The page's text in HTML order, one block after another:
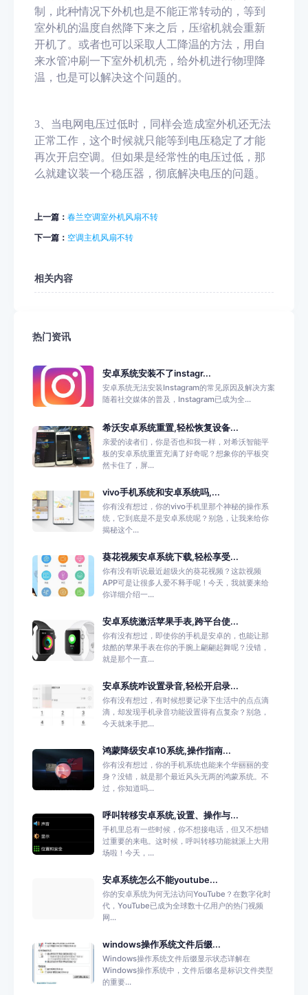
制，此种情况下外机也是不能正常转动的，等到
室外机的温度自然降下来之后，压缩机就会重新
开机了。 或者也可以采取人工降温的方法，用自
来水管冲刷一下室外机机壳，给外机进行物理降
温，也是可以解决这个问题的。
3
当电网电压过低时，同样会造成室外机还无法
正常工作，这个时候就只能等到电压稳定了才能
再次开启空调。但如果是经常性的电压过低，那
么就建议装一个稳压器，彻底解决电压的问题。
上一篇： 春兰空调室外机风扇不转
下一篇： 空调主机风扇不转
相关内容
热门资讯
安卓系统安装不了instagr...
安卓系统无法安装Instagram的常见原因及解决方案
随着社交媒体的普及，Instagram已成为全...
希沃安卓系统重置,轻松恢复设备...
亲爱的读者们，你是否也和我一样，对希沃智能平
板的安卓系统重置充满了好奇呢？想象你的平板突
然卡住了，屏...
vivo手机系统和安卓系统吗,...
你有没有想过，你的vivo手机里那个神秘的操作系
统，它到底是不是安卓系统呢？别急，让我来给你
揭秘这个...
葵花视频安卓系统下载,轻松享受...
你有没有听说最近超级火的葵花视频？这款视频
APP可是让很多人爱不释手呢！今天，我就要来给
你详细介绍一...
安卓系统激活苹果手表,跨平台使...
你有没有想过，即使你的手机是安卓的，也能让那
炫酷的苹果手表在你的手腕上翩翩起舞呢？没错，
就是那个一直...
安卓系统咋设置录音,轻松开启录...
你有没有想过，有时候想要记录下生活中的点点滴
滴，却发现手机录音功能设置得有点复杂？别急，
今天就来手把...
鸿蒙降级安卓10系统,操作指南...
你有没有想过，你的手机系统也能来个华丽丽的变
身？没错，就是那个最近风头无两的鸿蒙系统。不
过，你知道吗...
呼叫转移安卓系统,设置、操作与...
手机里总有一些时候，你不想接电话，但又不想错
过重要的来电。这时候，呼叫转移功能就派上大用
场啦！今天，...
安卓系统怎么不能youtube...
你的安卓系统为何无法访问YouTube？在数字化时
代，YouTube已成为全球数十亿用户的热门视频
网...
windows操作系统文件后缀...
Windows操作系统文件后缀显示状态详解在
Windows操作系统中，文件后缀名是标识文件类型
的重要...